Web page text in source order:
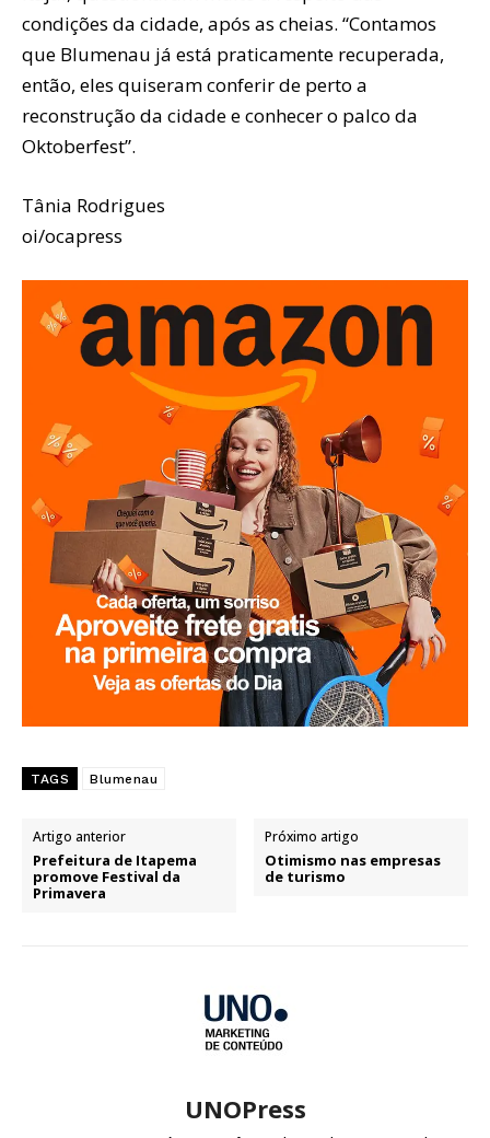
condições da cidade, após as cheias. “Contamos
que Blumenau já está praticamente recuperada,
então, eles quiseram conferir de perto a
reconstrução da cidade e conhecer o palco da
Oktoberfest”.
Tânia Rodrigues
oi/ocapress
TAGS Blumenau
Artigo anterior
Prefeitura de Itapema
promove Festival da
Primavera
Próximo artigo
Otimismo nas empresas
de turismo
UNOPress